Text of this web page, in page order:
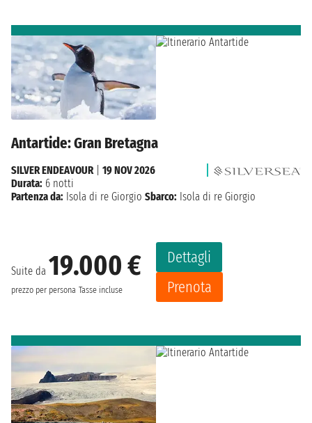
Antartide: Gran Bretagna
Suite da 19.000 €
prezzo per persona Tasse incluse
Dettagli
Prenota
SILVER ENDEAVOUR| 19 NOV 2026
Durata: 6 notti
Partenza da: Isola di re Giorgio Sbarco: Isola di re Giorgio